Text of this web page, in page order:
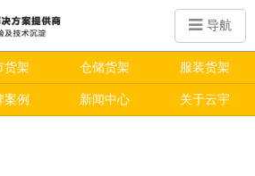
导航
货架 仓储货架 服装货架
案例 新闻中心 关于云宇